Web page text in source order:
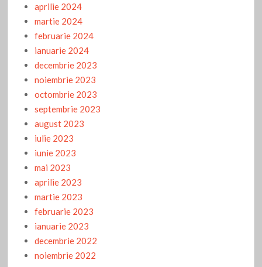
aprilie 2024
martie 2024
februarie 2024
ianuarie 2024
decembrie 2023
noiembrie 2023
octombrie 2023
septembrie 2023
august 2023
iulie 2023
iunie 2023
mai 2023
aprilie 2023
martie 2023
februarie 2023
ianuarie 2023
decembrie 2022
noiembrie 2022